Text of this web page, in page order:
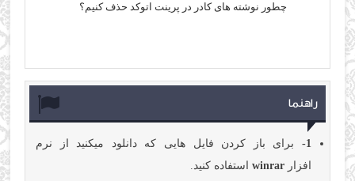
چطور نوشته های کادر در پرینت اتوکد حذف کنیم؟
راهنما
1-
برای باز کردن فایل هایی که دانلود میکنید از نرم
افزارwinrar استفاده کنید.